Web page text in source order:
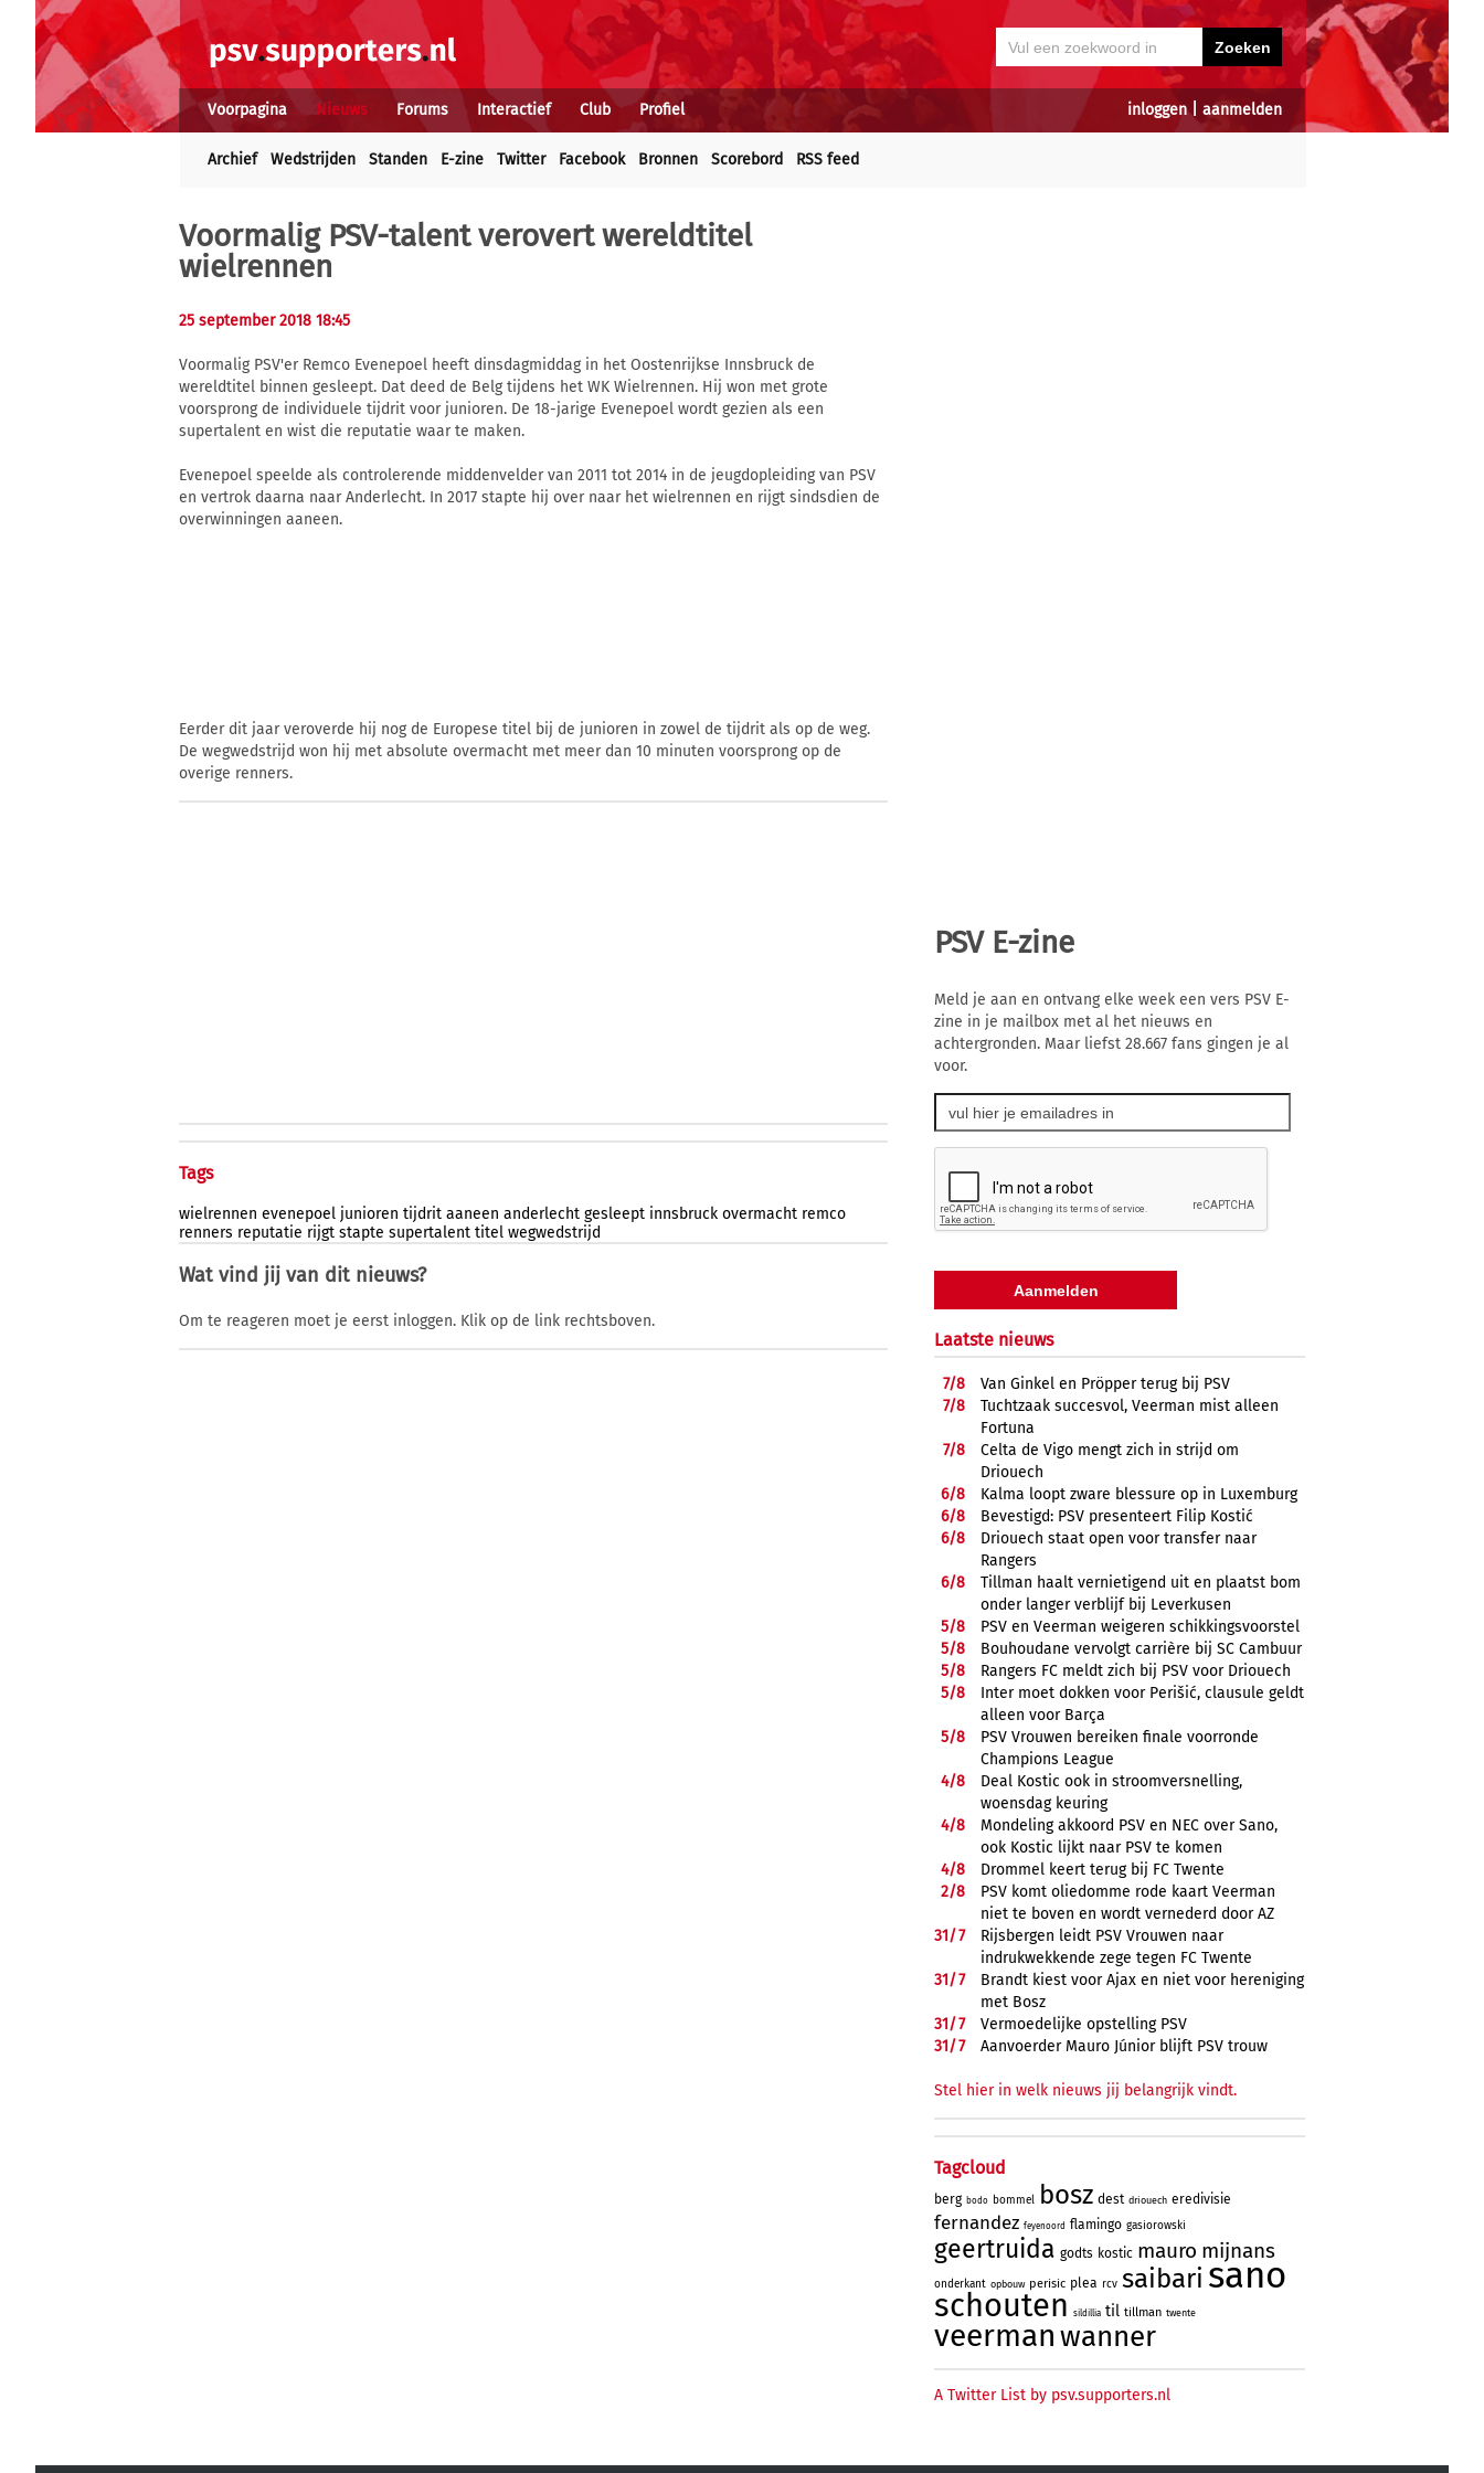
inloggen| aanmelden
Voorpagina Nieuws Forums Interactief Club Profiel
Archief Wedstrijden Standen E-zine Twitter Facebook Bronnen Scorebord RSS feed
Voormalig PSV-talent verovert wereldtitel
wielrennen
25 september 2018 18:45
Voormalig PSV'er Remco Evenepoel heeft dinsdagmiddag in het Oostenrijkse Innsbruck de
wereldtitel binnen gesleept. Dat deed de Belg tijdens het WK Wielrennen. Hij won met grote
voorsprong de individuele tijdrit voor junioren. De 18-jarige Evenepoel wordt gezien als een
supertalent en wist die reputatie waar te maken.
Evenepoel speelde als controlerende middenvelder van 2011 tot 2014 in de jeugdopleiding van PSV
en vertrok daarna naar Anderlecht. In 2017 stapte hij over naar het wielrennen en rijgt sindsdien de
overwinningen aaneen.
Eerder dit jaar veroverde hij nog de Europese titel bij de junioren in zowel de tijdrit als op de weg.
De wegwedstrijd won hij met absolute overmacht met meer dan 10 minuten voorsprong op de
overige renners.
Tags
wielrennen evenepoel junioren tijdrit aaneen anderlecht gesleept innsbruck overmacht remco
renners reputatie rijgt stapte supertalent titel wegwedstrijd
Wat vind jij van dit nieuws?
Om te reageren moet je eerst inloggen. Klik op de link rechtsboven.
PSV E-zine
Meld je aan en ontvang elke week een vers PSV E-
zine in je mailbox met al het nieuws en
achtergronden. Maar liefst 28.667 fans gingen je al
voor.
Laatste nieuws
7/8
Van Ginkel en Pröpper terug bij PSV
7/8
Tuchtzaak succesvol, Veerman mist alleen
Fortuna
7/8
Celta de Vigo mengt zich in strijd om
Driouech
6/8
Kalma loopt zware blessure op in Luxemburg
6/8
Bevestigd: PSV presenteert Filip Kostić
6/8
Driouech staat open voor transfer naar
Rangers
6/8
Tillman haalt vernietigend uit en plaatst bom
onder langer verblijf bij Leverkusen
5/8
PSV en Veerman weigeren schikkingsvoorstel
5/8
Bouhoudane vervolgt carrière bij SC Cambuur
5/8
Rangers FC meldt zich bij PSV voor Driouech
5/8
Inter moet dokken voor Perišić, clausule geldt
alleen voor Barça
5/8
PSV Vrouwen bereiken finale voorronde
Champions League
4/8
Deal Kostic ook in stroomversnelling,
woensdag keuring
4/8
Mondeling akkoord PSV en NEC over Sano,
ook Kostic lijkt naar PSV te komen
4/8
Drommel keert terug bij FC Twente
2/8
PSV komt oliedomme rode kaart Veerman
niet te boven en wordt vernederd door AZ
31/7
Rijsbergen leidt PSV Vrouwen naar
indrukwekkende zege tegen FC Twente
31/7
Brandt kiest voor Ajax en niet voor hereniging
met Bosz
31/7
Vermoedelijke opstelling PSV
31/7 Aanvoerder Mauro Júnior blijft PSV trouw
Stel hier in welk nieuws jij belangrijk vindt.
Tagcloud
berg bodo bommel bosz dest driouech eredivisie
fernandez feyenoord flamingo gasiorowski
geertruida godts kostic mauro mijnans
onderkant opbouw perisic plea rcv saibari sano
schouten sildillia til tillman twente
veermanwanner
A Twitter List by psv.supporters.nl